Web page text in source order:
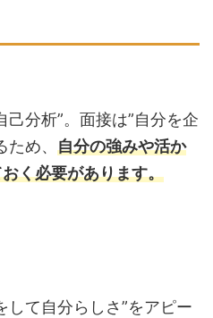
己分析”。面接は”自分を企
め、 自分の強みや活か
く必要があります。
して自分らしさ”をアピー